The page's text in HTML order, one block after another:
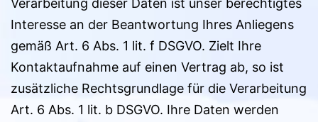
Interesse an der Beantwortung Ihres Anliegens
gemäß Art. 6 Abs. 1 lit. f DSGVO. Zielt Ihre
Kontaktaufnahme auf einen Vertrag ab, so ist
zusätzliche Rechtsgrundlage für die Verarbeitung
Art. 6 Abs. 1 lit. b DSGVO. Ihre Daten werden